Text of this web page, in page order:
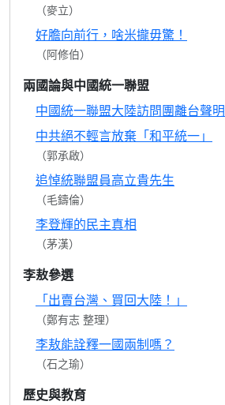
（麥立）
好膽向前行，啥米攏毋驚！
（阿修伯）
兩國論與中國統一聯盟
中國統一聯盟大陸訪問團離台聲明
中共絕不輕言放棄「和平統一」
（郭承啟）
追悼統聯盟員高立貴先生
（毛鑄倫）
李登輝的民主真相
（茅漢）
李敖參選
「出賣台灣、買回大陸！」
（鄭有志 整理）
李敖能詮釋一國兩制嗎？
（石之瑜）
歷史與教育